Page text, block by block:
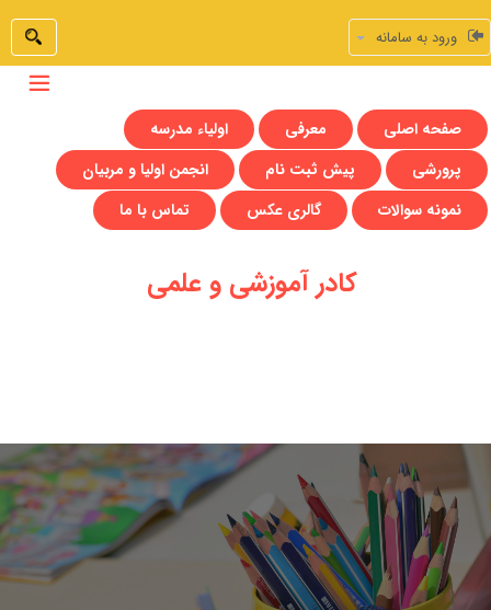
ورود به سامانه
صفحه اصلی معرفی
اولیاء مدرسه
پرورشی
پیش ثبت نام
انجمن اولیا و مربیان
نمونه سوالات
گالری عکس تماس با ما
کادر آموزشی و علمی